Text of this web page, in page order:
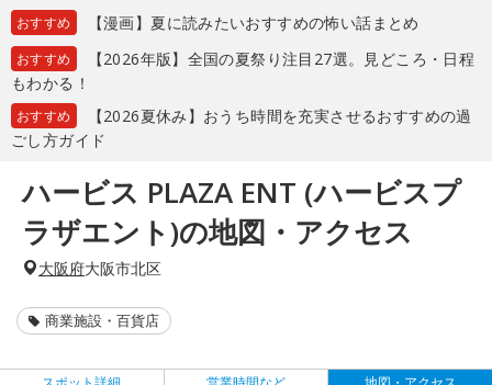
おすすめ 【漫画】夏に読みたいおすすめの怖い話まとめ
おすすめ
【2026年版】全国の夏祭り注目27選。見どころ・日程
もわかる！
おすすめ
【2026夏休み】おうち時間を充実させるおすすめの過
ごし方ガイド
ハービス PLAZA ENT (ハービスプ
ラザエント)の地図・アクセス
大阪府大阪市北区
商業施設・百貨店